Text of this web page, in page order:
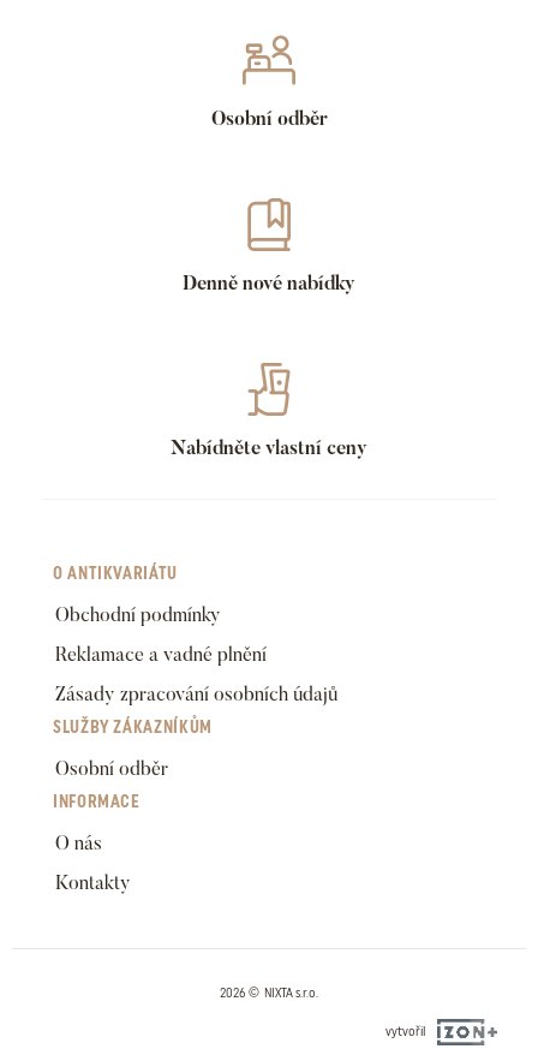
Osobní odběr
Denně nové nabídky
Nabídněte vlastní ceny
O ANTIKVARIÁTU
Obchodní podmínky
Reklamace a vadné plnění
Zásady zpracování osobních údajů
SLUŽBY ZÁKAZNÍKŮM
Osobní odběr
INFORMACE
O nás
Kontakty
2026 © NIXTA s.r.o.
vytvořil